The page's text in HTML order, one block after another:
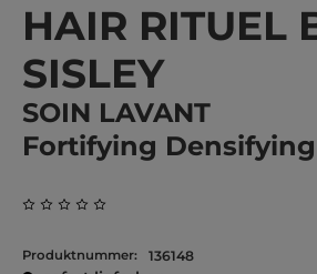
HAIR RITUEL
SISLEY
SOIN LAVANT
Fortifying
Produktnummer: 136148